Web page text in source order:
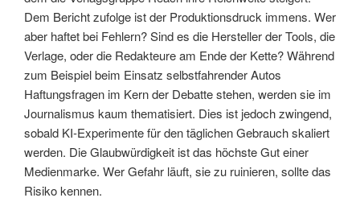
Dem Bericht zufolge ist der Produktionsdruck immens. Wer
aber haftet bei Fehlern? Sind es die Hersteller der Tools, die
Verlage, oder die Redakteure am Ende der Kette? Während
zum Beispiel beim Einsatz selbstfahrender Autos
Haftungsfragen im Kern der Debatte stehen, werden sie im
Journalismus kaum thematisiert. Dies ist jedoch zwingend,
sobald KI-Experimente für den täglichen Gebrauch skaliert
werden. Die Glaubwürdigkeit ist das höchste Gut einer
Medienmarke. Wer Gefahr läuft, sie zu ruinieren, sollte das
Risiko kennen.